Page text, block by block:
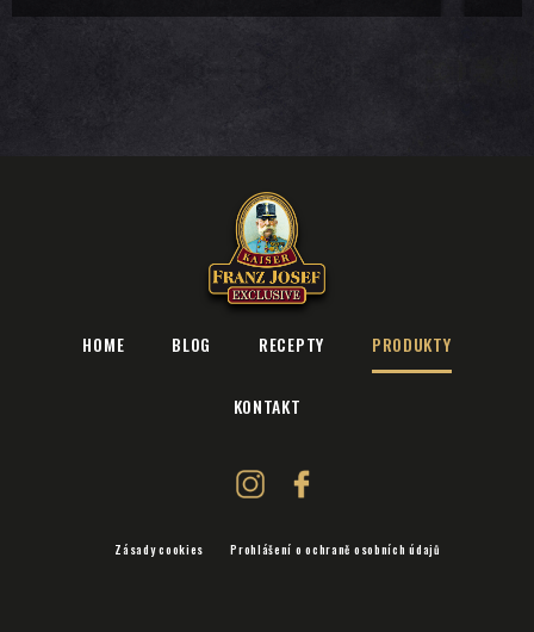
HOME BLOG RECEPTY PRODUKTY
KONTAKT
Zásady cookies Prohlášení o ochraně osobních údajů